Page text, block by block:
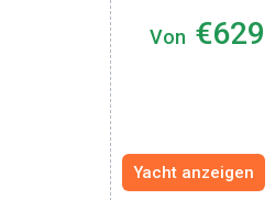
Von €629
Yacht anzeigen